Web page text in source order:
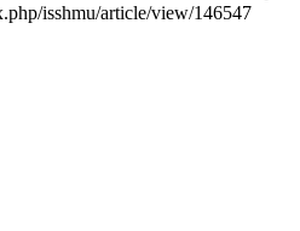
isshmu/article/view/146547